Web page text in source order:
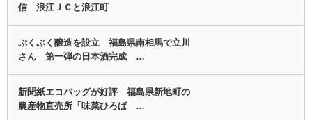
信 浪江ＪＣと浪江町
ぷくぷく醸造を設立 福島県南相馬で立川
さん 第一弾の日本酒完成 …
新聞紙エコバッグが好評 福島県新地町の
農産物直売所「味菜ひろば …